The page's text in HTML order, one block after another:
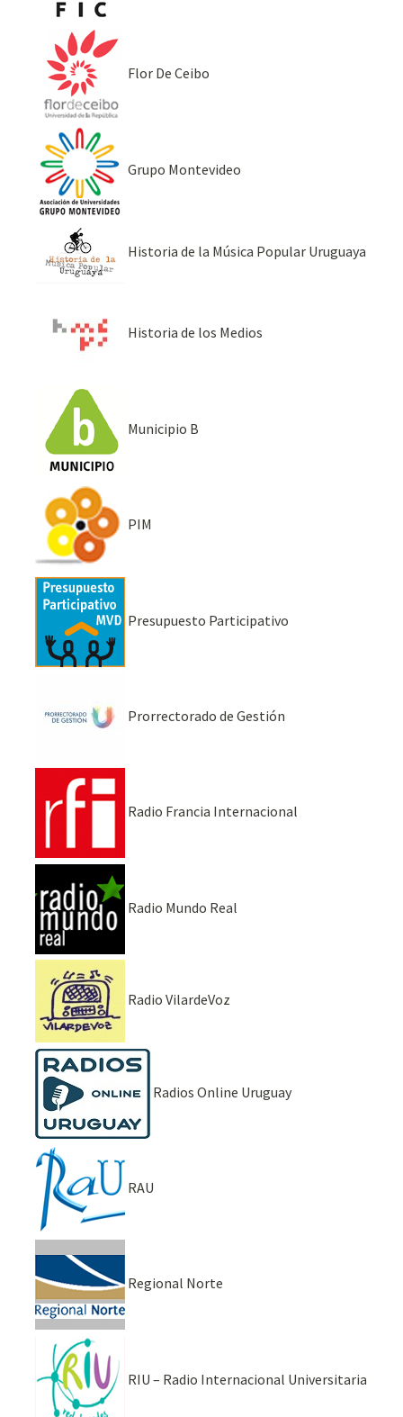
Flor De Ceibo
Grupo Montevideo
Historia de la Música Popular Uruguaya
Historia de los Medios
Municipio B
PIM
Presupuesto Participativo
Prorrectorado de Gestión
Radio Francia Internacional
Radio Mundo Real
Radio VilardeVoz
Radios Online Uruguay
RAU
Regional Norte
RIU – Radio Internacional Universitaria